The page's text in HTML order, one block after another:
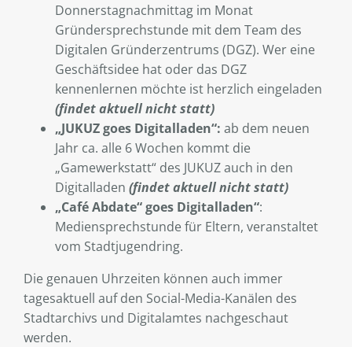
Donnerstagnachmittag im Monat
Gründersprechstunde mit dem Team des
Digitalen Gründerzentrums (DGZ). Wer eine
Geschäftsidee hat oder das DGZ
kennenlernen möchte ist herzlich eingeladen
(findet aktuell nicht statt)
„JUKUZ goes Digitalladen“: ab dem neuen
Jahr ca. alle 6 Wochen kommt die
„Gamewerkstatt“ des JUKUZ auch in den
Digitalladen (findet aktuell nicht statt)
„Café Abdate“ goes Digitalladen“:
Mediensprechstunde für Eltern, veranstaltet
vom Stadtjugendring.
Die genauen Uhrzeiten können auch immer
tagesaktuell auf den Social-Media-Kanälen des
Stadtarchivs und Digitalamtes nachgeschaut
werden.